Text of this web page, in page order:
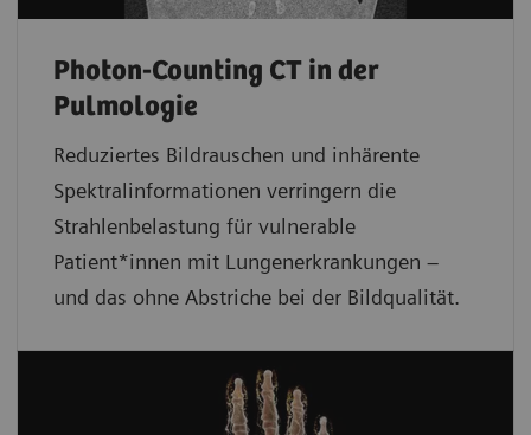
Photon-Counting CT in der
Pulmologie
Reduziertes Bildrauschen und inhärente
Spektralinformationen verringern die
Strahlenbelastung für vulnerable
Patient*innen mit Lungenerkrankungen –
und das ohne Abstriche bei der Bildqualität.